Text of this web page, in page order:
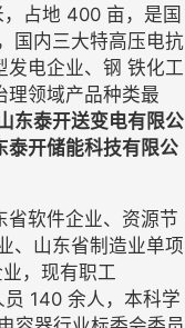
占地 400 亩，是国
国内三大特高压电抗
发电企业、钢 铁化工
理领域产品种类最
东泰开送变电有限公
泰开储能科技有限公
省软件企业、资源节
、山东省制造业单项
，现有职工
140 余人，本科学